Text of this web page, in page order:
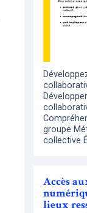
groupe
collective
Accès
lieux